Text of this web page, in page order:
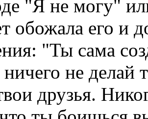
"Я не могу"
обожала его и
"Ты сама
не делай
друзья.